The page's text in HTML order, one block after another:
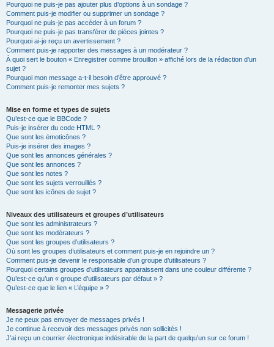
Pourquoi ne puis-je pas ajouter plus d’options à un sondage ?
Comment puis-je modifier ou supprimer un sondage ?
Pourquoi ne puis-je pas accéder à un forum ?
Pourquoi ne puis-je pas transférer de pièces jointes ?
Pourquoi ai-je reçu un avertissement ?
Comment puis-je rapporter des messages à un modérateur ?
À quoi sert le bouton « Enregistrer comme brouillon » affiché lors de la rédaction d’un
sujet ?
Pourquoi mon message a-t-il besoin d’être approuvé ?
Comment puis-je remonter mes sujets ?
Mise en forme et types de sujets
Qu’est-ce que le BBCode ?
Puis-je insérer du code HTML ?
Que sont les émoticônes ?
Puis-je insérer des images ?
Que sont les annonces générales ?
Que sont les annonces ?
Que sont les notes ?
Que sont les sujets verrouillés ?
Que sont les icônes de sujet ?
Niveaux des utilisateurs et groupes d’utilisateurs
Que sont les administrateurs ?
Que sont les modérateurs ?
Que sont les groupes d’utilisateurs ?
Où sont les groupes d’utilisateurs et comment puis-je en rejoindre un ?
Comment puis-je devenir le responsable d’un groupe d’utilisateurs ?
Pourquoi certains groupes d’utilisateurs apparaissent dans une couleur différente ?
Qu’est-ce qu’un « groupe d’utilisateurs par défaut » ?
Qu’est-ce que le lien « L’équipe » ?
Messagerie privée
Je ne peux pas envoyer de messages privés !
Je continue à recevoir des messages privés non sollicités !
J’ai reçu un courrier électronique indésirable de la part de quelqu’un sur ce forum !